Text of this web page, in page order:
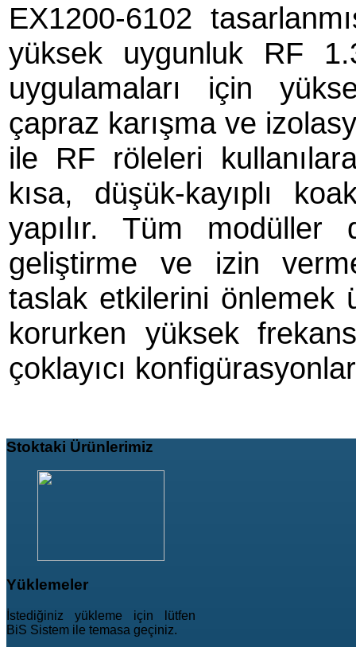
EX1200-6102
yüksek uygunluk RF
uygulamaları için
çapraz karışma ve
ile RF röleleri
kısa, düşük-kayıplı
yapılır. Tüm
geliştirme ve izin
taslak etkilerini önlemek
korurken yüksek
çoklayıcı
Stoktaki Ürünlerimiz
Yüklemeler
İstediğiniz yükleme için lütfen
BiS Sistem ile temasa geçiniz.